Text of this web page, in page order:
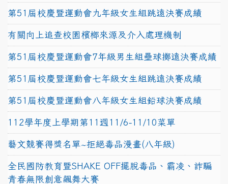
第51屆校慶暨運動會九年級女生組跳遠決賽成績
有關向上追查校園檳榔來源及介入處理機制
第51屆校慶暨運動會7年級男生組壘球擲遠決賽成績
第51屆校慶暨運動會七年級女生組跳遠決賽成績
第51屆校慶暨運動會八年級女生組鉛球決賽成績
112學年度上學期第11週11/6-11/10菜單
藝文競賽得獎名單~拒絕毒品漫畫(八年級)
全民國防教育暨SHAKE OFF擺脫毒品、霸凌、詐騙
青春無限創意飆舞大賽